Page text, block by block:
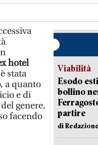
hotel
stata
a quanto
e di
genere,
facendo
Viabilità
Esodo
bollino
partire
di